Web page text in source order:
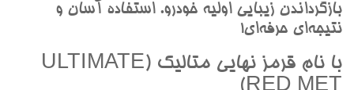
بازگرداندن زيبايي اوليه خودرو. استفاده آسان و
نتيجه‌اي حرفه‌اي!
با نام قرمز نهايي متاليک (ULTIMATE